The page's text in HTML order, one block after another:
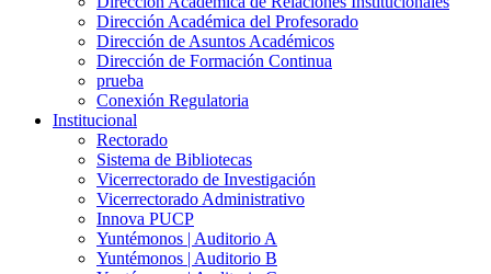
Dirección Académica del Profesorado
Dirección de Asuntos Académicos
Dirección de Formación Continua
prueba
Conexión Regulatoria
Institucional
Rectorado
Sistema de Bibliotecas
Vicerrectorado de Investigación
Vicerrectorado Administrativo
Innova PUCP
Yuntémonos | Auditorio A
Yuntémonos | Auditorio B